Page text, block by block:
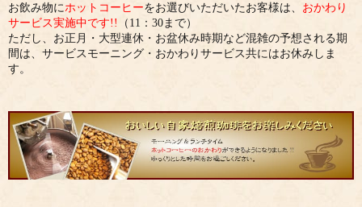
お飲み物に ホットコーヒーをお選びいただいたお客様は、 おかわり
サービス実施中です!!
（11：30まで）
ただし、お正月・大型連休・お盆休み時期など混雑の予想される期
間は、サービスモーニング・おかわりサービス共にはお休みしま
す。